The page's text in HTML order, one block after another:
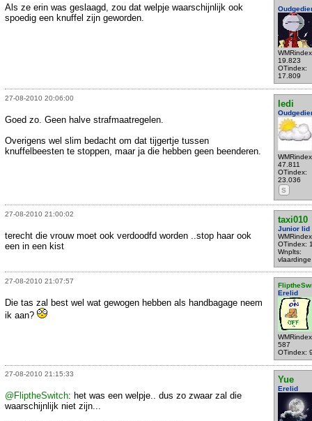
19.823
OTindex:
17.809
Als ze erin was geslaagd, zou dat welpje waarschijnlijk ook
spoedig een knuffel zijn geworden.
27-08-2010 20:06:00
ledi
47.811
OTindex:
23.036
S
Goed zo. Geen halve strafmaatregelen.
Overigens wel slim bedacht om dat tijgertje tussen
knuffelbeesten te stoppen, maar ja die hebben geen beenderen.
27-08-2010 21:00:02
taxi010
Junior lid
OTindex:
Wnplts:
vlaardinge
terecht die vrouw moet ook verdoodfd worden ..stop haar ook
een in een kist
27-08-2010 21:07:57
Erelid
587
OTindex:
Die tas zal best wel wat gewogen hebben als handbagage neem
ik aan?
27-08-2010 21:15:33
Yue
Erelid
@FliptheSwitch: het was een welpje.. dus zo zwaar zal die
waarschijnlijk niet zijn...